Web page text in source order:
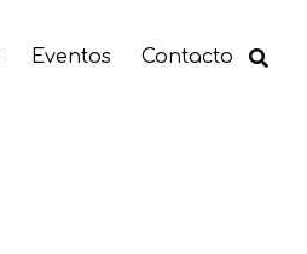
Eventos Contacto